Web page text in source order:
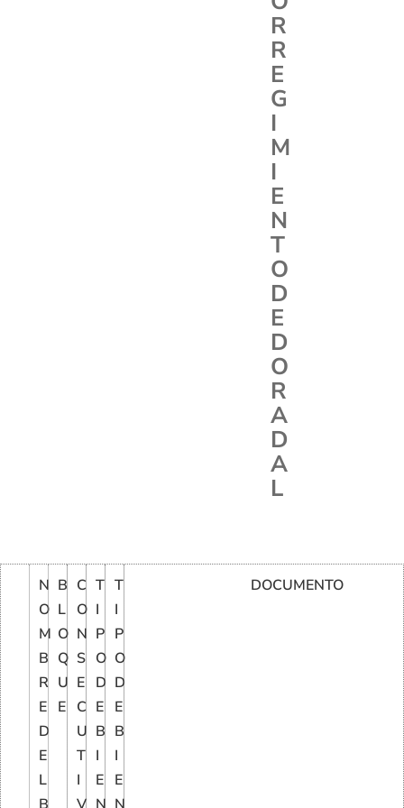
R
R
E
G
I
M
I
E
N
T
O
D
E
D
O
R
A
D
A
L
N
O
M
B
R
E
D
E
L
B
L
O
Q
U
E
C
O
N
S
E
C
U
T
I
T
I
P
O
D
E
B
I
E
T
I
P
O
D
E
B
I
E
DOCUMENTO